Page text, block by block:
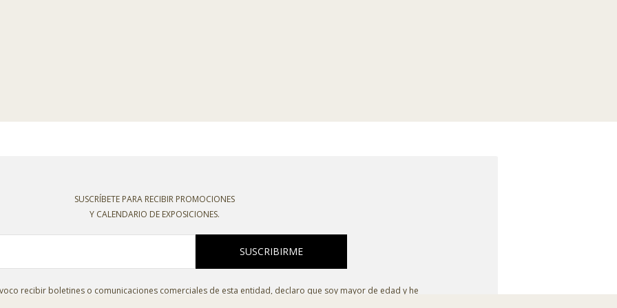
SUSCRÍBETE PARA RECIBIR PROMOCIONES
Y CALENDARIO DE EXPOSICIONES.
SUSCRIBIRME
recibir boletines o comunicaciones comerciales de esta entidad, declaro que soy mayor de edad y he